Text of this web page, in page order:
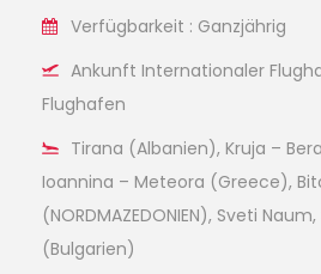
Verfügbarkeit : Ganzjährig
Ankunft Internationaler
Flughafen
Tirana (Albanien), Kruja –
Ioannina – Meteora (Greece),
(NORDMAZEDONIEN), Sveti
(Bulgarien)